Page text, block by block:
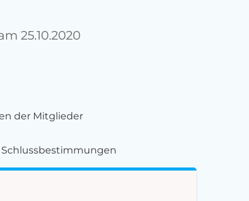
25.10.2020
der Mitglieder
Schlussbestimmungen